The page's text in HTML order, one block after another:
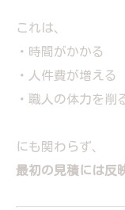
これは、
・時間がかかる
・人件費が増える
・職人の体力を削
にも関わらず、
最初の見積には反